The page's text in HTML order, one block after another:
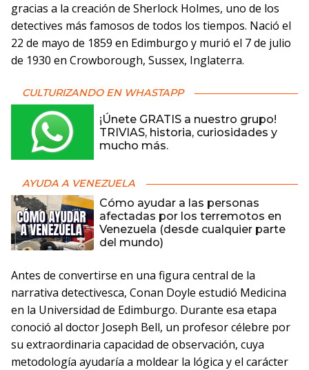
gracias a la creación de Sherlock Holmes, uno de los
detectives más famosos de todos los tiempos. Nació el
22 de mayo de 1859 en Edimburgo y murió el 7 de julio
de 1930 en Crowborough, Sussex, Inglaterra.
CULTURIZANDO EN WHASTAPP
¡Únete GRATIS a nuestro grupo!
TRIVIAS, historia, curiosidades y
mucho más.
AYUDA A VENEZUELA
Cómo ayudar a las personas
afectadas por los terremotos en
Venezuela (desde cualquier parte
del mundo)
Antes de convertirse en una figura central de la
narrativa detectivesca, Conan Doyle estudió Medicina
en la Universidad de Edimburgo. Durante esa etapa
conoció al doctor Joseph Bell, un profesor célebre por
su extraordinaria capacidad de observación, cuya
metodología ayudaría a moldear la lógica y el carácter